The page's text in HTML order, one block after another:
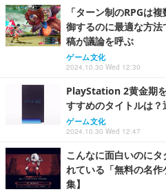
「ターン制のRPGは
御するのに最適な方
稿が議論を呼ぶ
ゲーム文化
2024.10.30 Wed 12:30
PlayStation 2黄金期
すすめのタイトルは
ゲーム文化
2024.10.30 Wed 12:47
こんなに面白いのに
れている「無料の名
集】